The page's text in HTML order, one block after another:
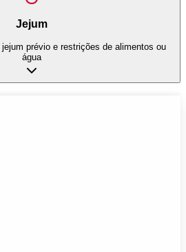
Jejum
prévio e restrições de alimentos ou
água